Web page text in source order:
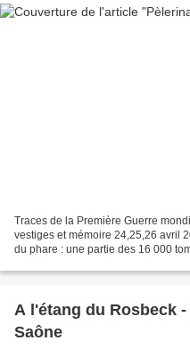
Traces de la Première Guerre
vestiges et mémoire 24,25,26 avril
du phare : une partie des 16 000
A l'étang du Rosbeck
Saône